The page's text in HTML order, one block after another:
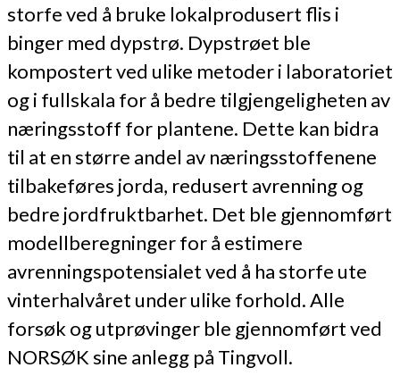
storfe ved å bruke lokalprodusert flis i
binger med dypstrø. Dypstrøet ble
kompostert ved ulike metoder i laboratoriet
og i fullskala for å bedre tilgjengeligheten av
næringsstoff for plantene. Dette kan bidra
til at en større andel av næringsstoffenene
tilbakeføres jorda, redusert avrenning og
bedre jordfruktbarhet. Det ble gjennomført
modellberegninger for å estimere
avrenningspotensialet ved å ha storfe ute
vinterhalvåret under ulike forhold. Alle
forsøk og utprøvinger ble gjennomført ved
NORSØK sine anlegg på Tingvoll.